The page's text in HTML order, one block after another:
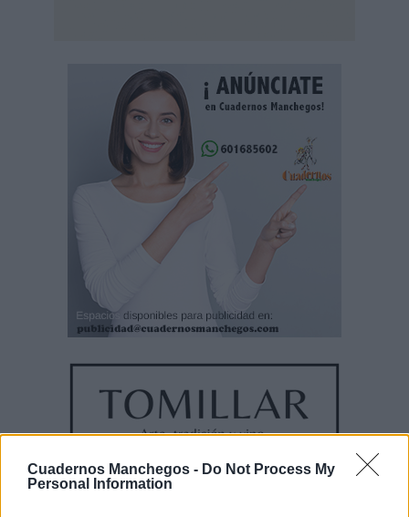
Cuadernos Manchegos - Do Not Process My
Personal Information